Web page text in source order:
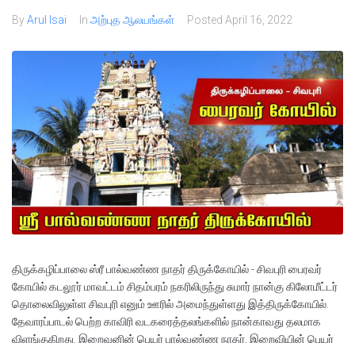
ByArul Isai In அற்புத ஆலயங்கள் Posted April 16, 2022
திருக்கழிப்பாலை ஸ்ரீ பால்வண்ண நாதர் திருக்கோயில் - சிவபுரி பைரவர்
கோயில் கடலூர் மாவட்டம் சிதம்பரம் நகரிலிருந்து சுமார் நான்கு கிலோமீட்டர்
தொலைவிலுள்ள சிவபுரி எனும் ஊரில் அமைந்துள்ளது இத்திருக்கோயில்.
தேவாரப்பாடல் பெற்ற காவிரி வடகரைத்தலங்களில் நான்காவது தலமாக
விளங்குகிறது. இறைவனின் பெயர் பால்வண்ண நாதர், இறைவியின் பெயர்